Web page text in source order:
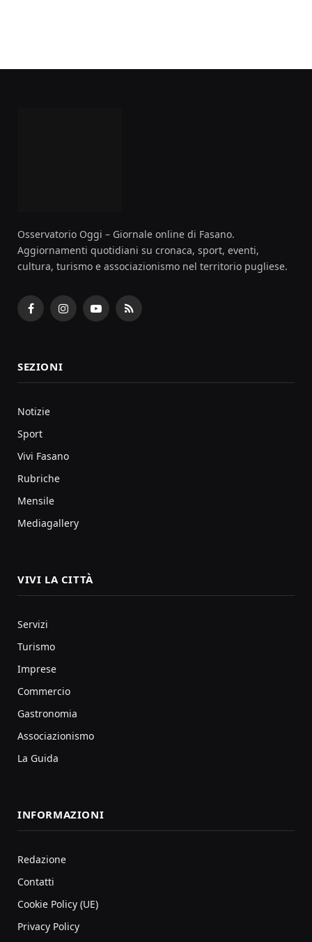
Osservatorio Oggi – Giornale online di Fasano.
Aggiornamenti quotidiani su cronaca, sport, eventi,
cultura, turismo e associazionismo nel territorio pugliese.
FacebookInstagramYouTubeRSS
SEZIONI
Notizie
Sport
Vivi Fasano
Rubriche
Mensile
Mediagallery
VIVI LA CITTÀ
Servizi
Turismo
Imprese
Commercio
Gastronomia
Associazionismo
La Guida
INFORMAZIONI
Redazione
Contatti
Cookie Policy (UE)
Privacy Policy